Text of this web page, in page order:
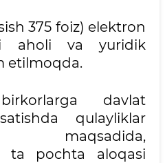
375 foiz) elektron
aholi va yuridik
etilmoqda.
davlat
qulayliklar
ta pochta aloqasi